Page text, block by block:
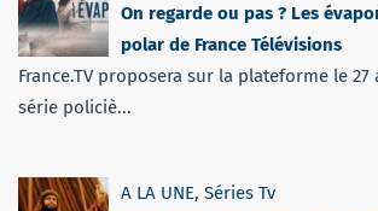
On regarde ou pas ? Les
polar de France Télévisions
France.TV proposera sur la plateforme le
série policiè...
A LA UNE, Séries Tv